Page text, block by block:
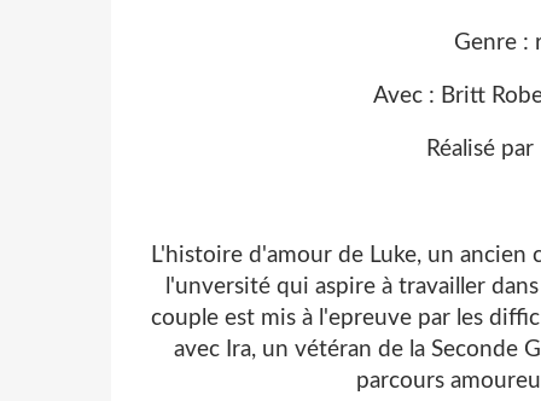
Genre :
Avec : Britt
Réalisé
L'histoire d'amour de Luke, un
l'unversité qui aspire à travailler
couple est mis à l'epreuve par les
avec Ira, un vétéran de la Seconde
parcours